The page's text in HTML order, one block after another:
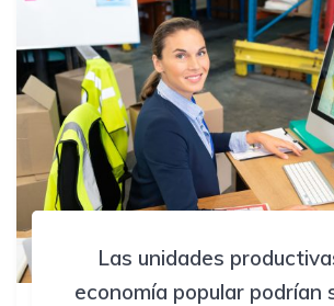
Las unidades
economía popular podrían